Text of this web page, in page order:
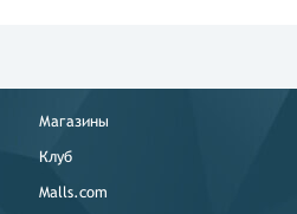
Магазины
Клуб
Malls.com